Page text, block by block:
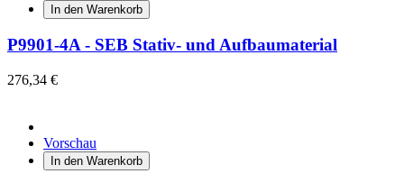
In den Warenkorb
P9901-4A - SEB Stativ- und Aufbaumaterial
276,34 €
Vorschau
In den Warenkorb